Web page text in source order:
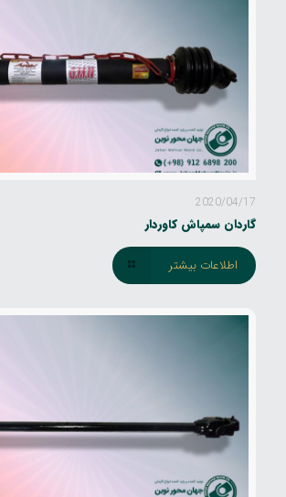
2020/04/17
گاردان سمپاش کاوردار
اطلاعات بیشتر